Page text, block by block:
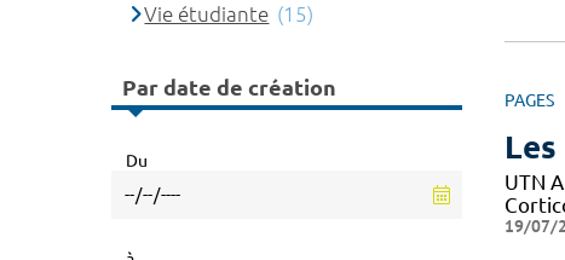
PAGES
UTN
19/07/
Vie étudiante (15)
Par date de création
Du